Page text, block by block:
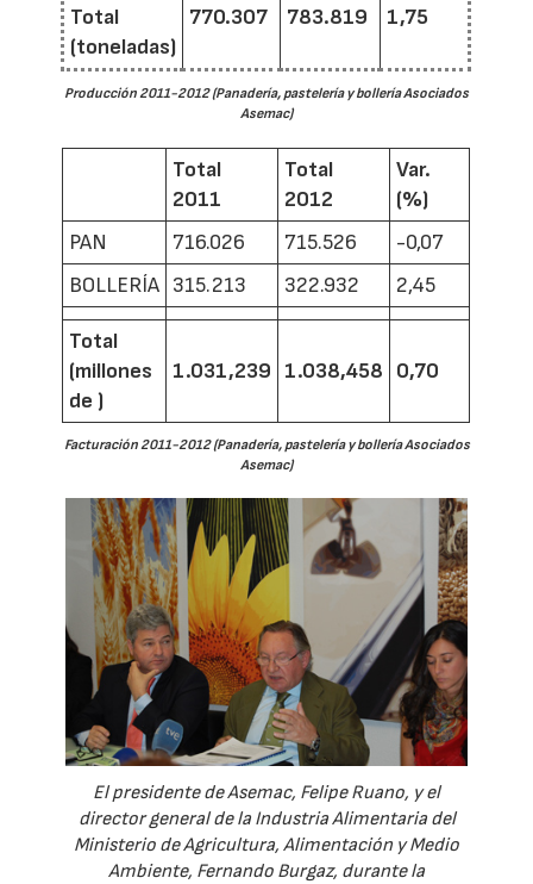
Total
(toneladas)
770.307 783.819 1,75
Producción 2011-2012 (Panadería, pastelería y bollería Asociados
Asemac)
Total
2011
Total
2012
Var.
(%)
PAN
716.026 715.526
-0,07
BOLLERÍA 315.213 322.932 2,45
Total
(millones
de )
1.031,239 1.038,458 0,70
Facturación 2011-2012 (Panadería, pastelería y bollería Asociados
Asemac)
El presidente de Asemac, Felipe Ruano, y el
director general de la Industria Alimentaria del
Ministerio de Agricultura, Alimentación y Medio
Ambiente, Fernando Burgaz, durante la